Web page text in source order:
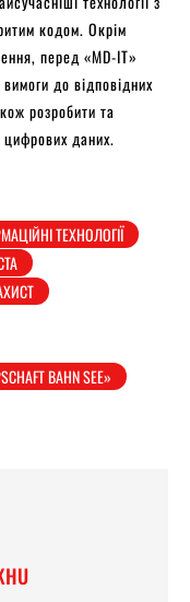
кодом. Окрім
перед «MD-IT»
до відповідних
розробити та
цифрових даних.
ТЕХНОЛОГІЇ
BAHN SEE»